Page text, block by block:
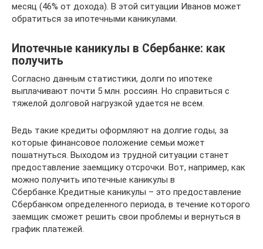
месяц (46% от дохода). В этой ситуации Иванов может
обратиться за ипотечными каникулами.
Ипотечные каникулы в Сбербанке: как
получить
Согласно данным статистики, долги по ипотеке
выплачивают почти 5 млн. россиян. Но справиться с
тяжелой долговой нагрузкой удается не всем.
Ведь такие кредиты оформляют на долгие годы, за
которые финансовое положение семьи может
пошатнуться. Выходом из трудной ситуации станет
предоставление заемщику отсрочки. Вот, например, как
можно получить ипотечные каникулы в
Сбербанке.Кредитные каникулы – это предоставление
Сбербанком определенного периода, в течение которого
заемщик сможет решить свои проблемы и вернуться в
график платежей.